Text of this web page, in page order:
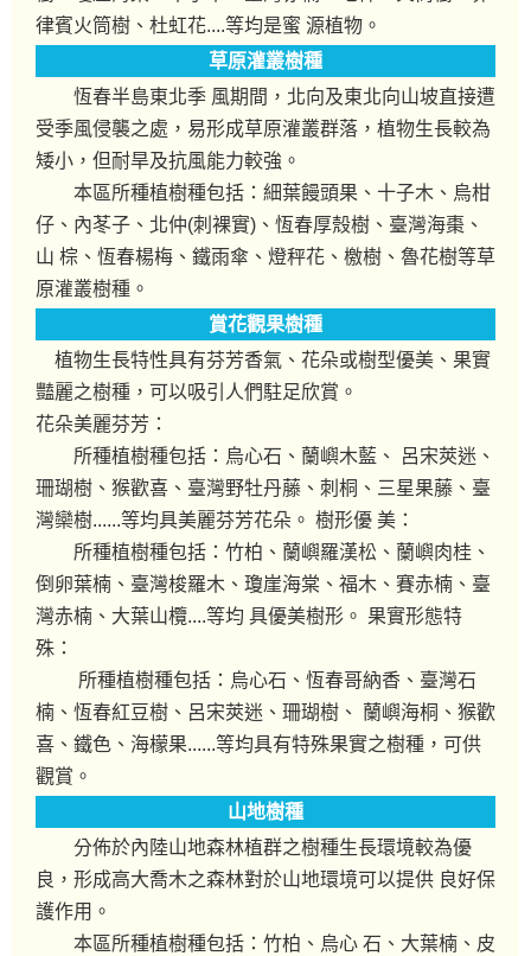
律賓火筒樹、杜虹花....等均是蜜 源植物。
草原灌叢樹種
恆春半島東北季 風期間，北向及東北向山坡直接遭
受季風侵襲之處，易形成草原灌叢群落，植物生長較為
矮小，但耐旱及抗風能力較強。
本區所種植樹種包括：細葉饅頭果、十子木、烏柑
仔、內苳子、北仲(刺裸實)、恆春厚殼樹、臺灣海棗、
山 棕、恆春楊梅、鐵雨傘、燈秤花、檄樹、魯花樹等草
原灌叢樹種。
賞花觀果樹種
植物生長特性具有芬芳香氣、花朵或樹型優美、果實
豔麗之樹種，可以吸引人們駐足欣賞。
花朵美麗芬芳：
所種植樹種包括：烏心石、蘭嶼木藍、 呂宋莢迷、
珊瑚樹、猴歡喜、臺灣野牡丹藤、刺桐、三星果藤、臺
灣欒樹......等均具美麗芬芳花朵。 樹形優 美：
所種植樹種包括：竹柏、蘭嶼羅漢松、蘭嶼肉桂、
倒卵葉楠、臺灣梭羅木、瓊崖海棠、福木、賽赤楠、臺
灣赤楠、大葉山欖....等均 具優美樹形。 果實形態特
殊：
所種植樹種包括：烏心石、恆春哥納香、臺灣石
楠、恆春紅豆樹、呂宋莢迷、珊瑚樹、 蘭嶼海桐、猴歡
喜、鐵色、海檬果......等均具有特殊果實之樹種，可供
觀賞。
山地樹種
分佈於內陸山地森林植群之樹種生長環境較為優
良，形成高大喬木之森林對於山地環境可以提供 良好保
護作用。
本區所種植樹種包括：竹柏、烏心 石、大葉楠、皮